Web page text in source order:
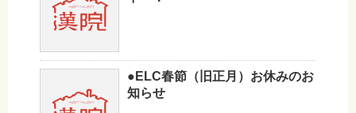
●ELC春節（旧正月）お休みのお
知らせ